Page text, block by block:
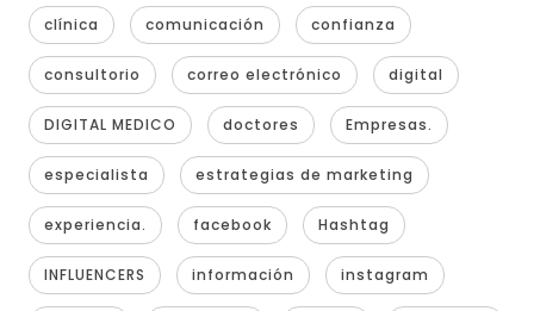
clínica comunicación confianza
consultorio correo electrónico digital
DIGITAL MEDICO doctores Empresas.
especialista estrategias de marketing
experiencia. facebook Hashtag
INFLUENCERS información instagram